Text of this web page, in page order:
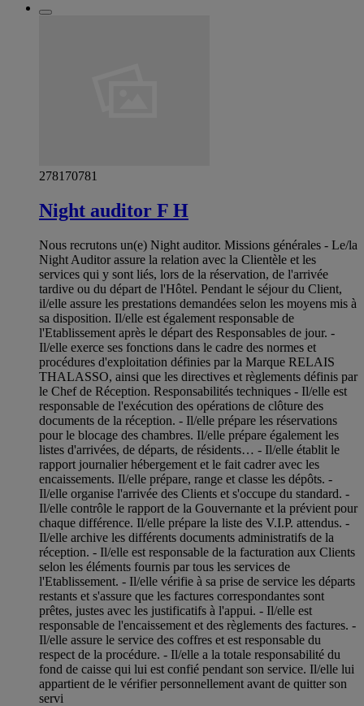
278170781
Night auditor F H
Nous recrutons un(e) Night auditor. Missions générales - Le/la
Night Auditor assure la relation avec la Clientèle et les
services qui y sont liés, lors de la réservation, de l'arrivée
tardive ou du départ de l'Hôtel. Pendant le séjour du Client,
il/elle assure les prestations demandées selon les moyens mis à
sa disposition. Il/elle est également responsable de
l'Etablissement après le départ des Responsables de jour. -
Il/elle exerce ses fonctions dans le cadre des normes et
procédures d'exploitation définies par la Marque RELAIS
THALASSO, ainsi que les directives et règlements définis par
le Chef de Réception. Responsabilités techniques - Il/elle est
responsable de l'exécution des opérations de clôture des
documents de la réception. - Il/elle prépare les réservations
pour le blocage des chambres. Il/elle prépare également les
listes d'arrivées, de départs, de résidents… - Il/elle établit le
rapport journalier hébergement et le fait cadrer avec les
encaissements. Il/elle prépare, range et classe les dépôts. -
Il/elle organise l'arrivée des Clients et s'occupe du standard. -
Il/elle contrôle le rapport de la Gouvernante et la prévient pour
chaque différence. Il/elle prépare la liste des V.I.P. attendus. -
Il/elle archive les différents documents administratifs de la
réception. - Il/elle est responsable de la facturation aux Clients
selon les éléments fournis par tous les services de
l'Etablissement. - Il/elle vérifie à sa prise de service les départs
restants et s'assure que les factures correspondantes sont
prêtes, justes avec les justificatifs à l'appui. - Il/elle est
responsable de l'encaissement et des règlements des factures. -
Il/elle assure le service des coffres et est responsable du
respect de la procédure. - Il/elle a la totale responsabilité du
fond de caisse qui lui est confié pendant son service. Il/elle lui
appartient de le vérifier personnellement avant de quitter son
servi